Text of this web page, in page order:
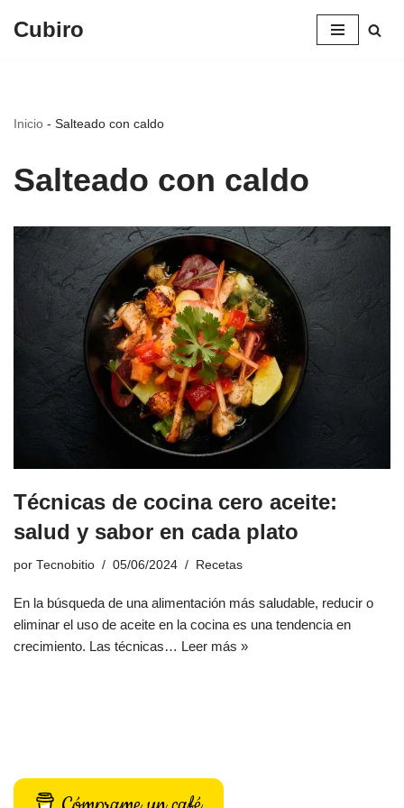
Cubiro
Inicio - Salteado con caldo
Salteado con caldo
Técnicas de cocina cero aceite:
salud y sabor en cada plato
por Tecnobitio 05/06/2024 Recetas
En la búsqueda de una alimentación más saludable, reducir o
eliminar el uso de aceite en la cocina es una tendencia en
crecimiento. Las técnicas… Leer más »